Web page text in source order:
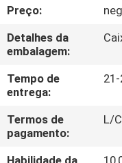
CONTROLE
DE
QUALIDADE
CONTACTE-
NOS
Preço:
Detalhes da
embalagem:
Tempo de
entrega:
Termos de
pagamento:
L/